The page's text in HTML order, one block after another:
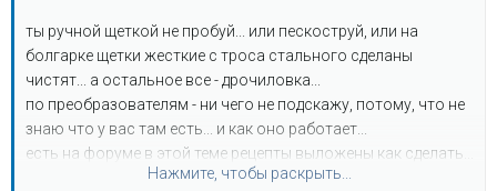
ты ручной щеткой не пробуй... или пескоструй, или на
болгарке щетки жесткие с троса стального сделаны
чистят... а остальное все - дрочиловка...
по преобразователям - ни чего не подскажу, потому, что не
знаю что у вас там есть... и как оно работает...
есть на форуме в этой теме рецепты выложены как сделать...
если у тебя есть доступ к ортофосфорной кислоте и
Нажмите, чтобы раскрыть...